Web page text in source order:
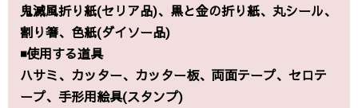
鬼滅風折り紙(セリア品)、黒と金の折り紙、丸シール、
割り箸、色紙(ダイソー品)
◾️使用する道具
ハサミ、カッター、カッター板、両面テープ、セロテ
ープ、手形用絵具(スタンプ)